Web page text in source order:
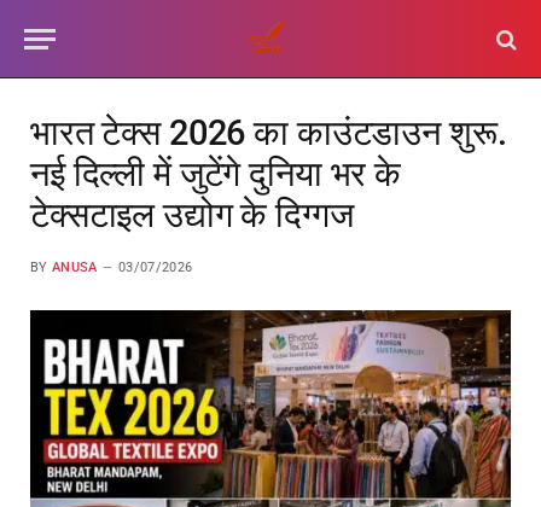
भारत टेक्स 2026 का काउंटडाउन शुरू.
नई दिल्ली में जुटेंगे दुनिया भर के
टेक्सटाइल उद्योग के दिग्गज
BY ANUSA 03/07/2026